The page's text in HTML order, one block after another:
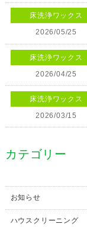
床洗浄ワックス
2026/05/25
床洗浄ワックス
2026/04/25
床洗浄ワックス
2026/03/15
カテゴリー
お知らせ
ハウスクリーニング